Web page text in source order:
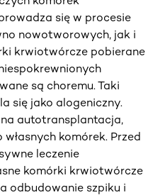
się w procesie
nowotworowych, jak i
krwiotwórcze pobierane
są choremu. Taki
się jako alogeniczny.
autotransplantacja,
komórek. Przed
leczenie
komórki krwiotwórcze
odbudowanie szpiku i